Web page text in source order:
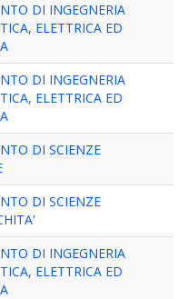
DI INGEGNERIA
ELETTRICA ED
DI INGEGNERIA
ELETTRICA ED
DI SCIENZE
DI SCIENZE
DI INGEGNERIA
ELETTRICA ED